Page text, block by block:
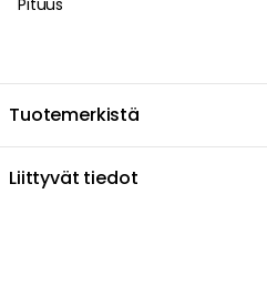
Tuotemerkistä
Liittyvät tiedot